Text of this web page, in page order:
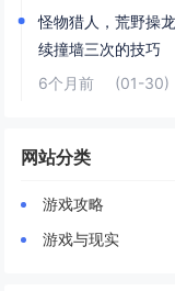
怪物猎人，荒野操
续撞墙三次的技巧
6个月前
(01-30)
网站分类
游戏攻略
游戏与现实